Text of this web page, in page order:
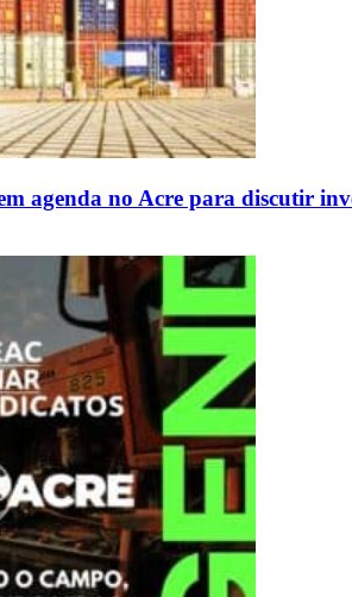
agenda no Acre para discutir